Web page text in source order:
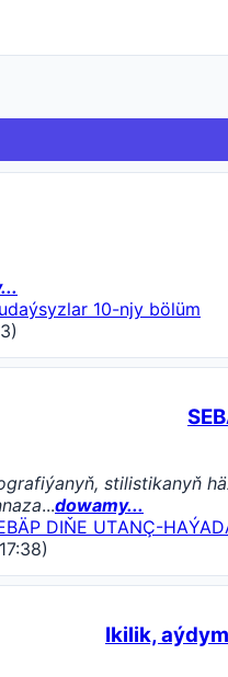
10-njy bölüm
stilistikanyň
...dowamy...
DIŇE UTАNÇ-
Ikilik,